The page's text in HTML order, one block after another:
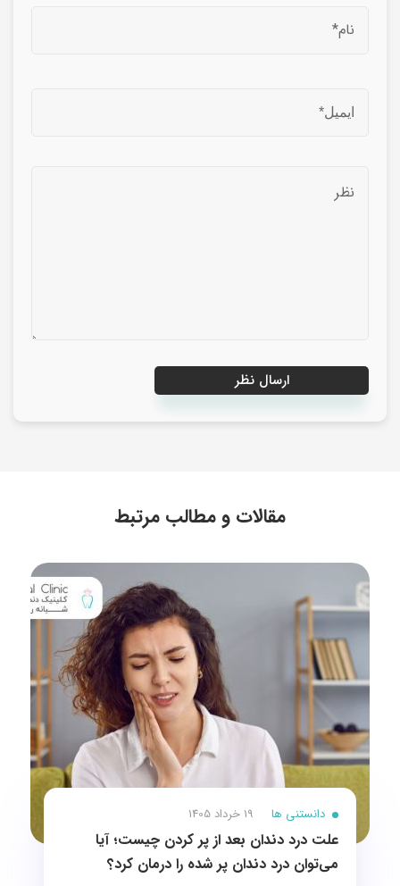
مقالات و مطالب مرتبط
دانستنی ها 19 خرداد 1405
علت درد دندان بعد از پر کردن چیست؛ آیا
می‌توان درد دندان پر شده را درمان کرد؟